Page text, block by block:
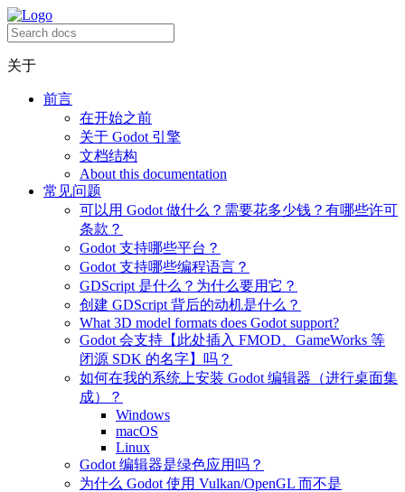
关于
前言
在开始之前
关于 Godot 引擎
文档结构
About this documentation
常见问题
可以用 Godot 做什么？需要花多少钱？有哪些许可
条款？
Godot 支持哪些平台？
Godot 支持哪些编程语言？
GDScript 是什么？为什么要用它？
创建 GDScript 背后的动机是什么？
What 3D model formats does Godot support?
Godot 会支持【此处插入 FMOD、GameWorks 等
闭源 SDK 的名字】吗？
如何在我的系统上安装 Godot 编辑器（进行桌面集
成）？
Windows
macOS
Linux
Godot 编辑器是绿色应用吗？
为什么 Godot 使用 Vulkan/OpenGL 而不是